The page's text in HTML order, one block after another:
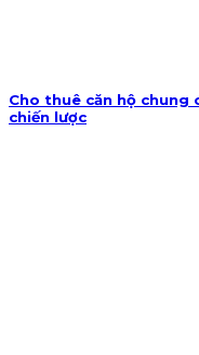
Cho thuê căn hộ
chiến lược